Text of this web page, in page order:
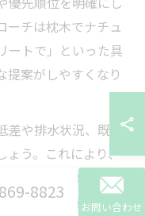
ーチは枕木でナチュ
ートで」といった具
提案がしやすくなり
差や排水状況、既存
ょう。これにより、
事前に把握でき、予
図面や写真を用意し
8823
お問い合わせ